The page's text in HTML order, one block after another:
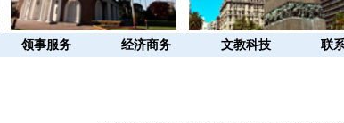
领事服务 经济商务 文教科技 联